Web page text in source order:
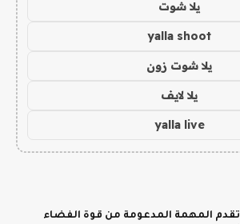
يلا شوت
yalla shoot
يلا شوت زون
يلا لايف
yalla live
تقدم المهمة المدعومة من قوة الفضاء